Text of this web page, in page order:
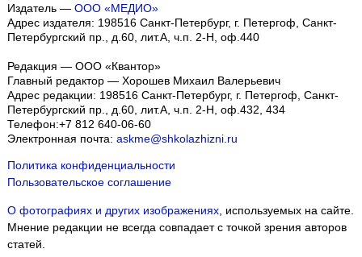
Издатель — ООО «МЕДИО»
Адрес издателя: 198516 Санкт-Петербург, г. Петергоф, Санкт-
Петербургский пр., д.60, лит.А, ч.п. 2-Н, оф.440
Редакция — ООО «Квантор»
Главный редактор — Хорошев Михаил Валерьевич
Адрес редакции: 198516 Санкт-Петербург, г. Петергоф Санкт-
Петербургский пр., д.60, лит.А, ч.п. 2-Н, оф.432, 434
Телефон:+7 812 640-06-60
Электронная почта: askme@shkolazhizni.ru
Политика конфиденциальности
Пользовательское соглашение
О фотографиях и других изображениях, используемых на сайте.
Мнение редакции не всегда совпадает с точкой зрения авторов
статей.